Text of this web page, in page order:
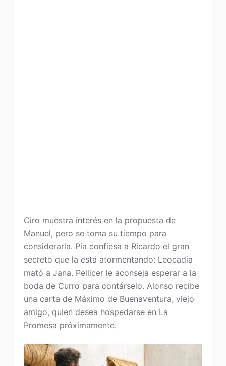
Ciro muestra interés en la propuesta de
Manuel, pero se toma su tiempo para
considerarla. Pía confiesa a Ricardo el gran
secreto que la está atormentando: Leocadia
mató a Jana. Pellicer le aconseja esperar a la
boda de Curro para contárselo. Alonso recibe
una carta de Máximo de Buenaventura, viejo
amigo, quien desea hospedarse en La
Promesa próximamente.